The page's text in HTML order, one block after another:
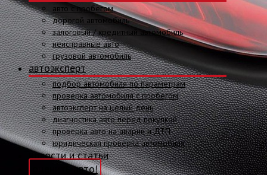
авто с пробегом
дорогой автомобиль
залоговый / кредитный автомобиль
неисправные авто
грузовой автомобиль
автоэксперт
подбор автомобиля по параметрам
проверка автомобиля с пробегом
автоэксперт на целый день
диагностика авто перед покупкой
проверка авто на аварии и ДТП
юридическая проверка автомобиля
новости и статьи
оценить авто!